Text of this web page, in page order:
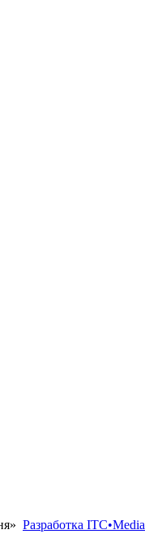
Разработка ITC•Media